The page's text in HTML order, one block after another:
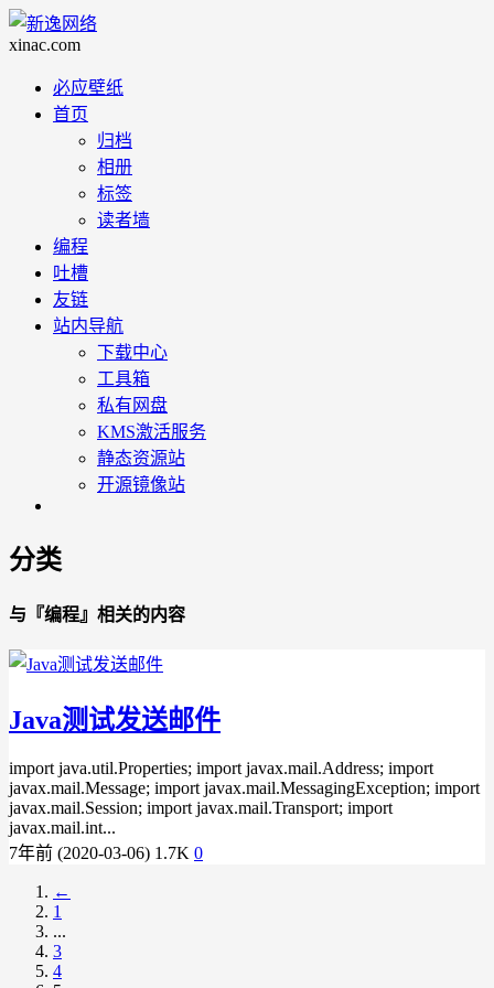
必应壁纸
首页
归档
相册
标签
读者墙
编程
吐槽
友链
站内导航
下载中心
工具箱
私有网盘
KMS激活服务
静态资源站
开源镜像站
分类
与『编程』相关的内容
Java测试发送邮件
import java.util.Properties; import javax.mail.Address; import
javax.mail.Message; import javax.mail.MessagingException; import
javax.mail.Session; import javax.mail.Transport; import
javax.mail.int...
7年前 (2020-03-06) 1.7K 0
←
1
...
3
4